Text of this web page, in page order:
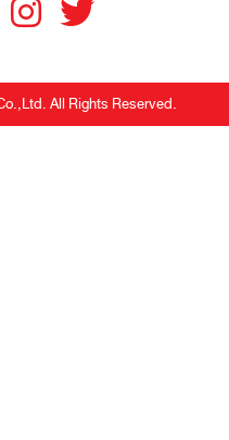
All Rights Reserved.